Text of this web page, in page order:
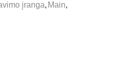
įranga, Main,